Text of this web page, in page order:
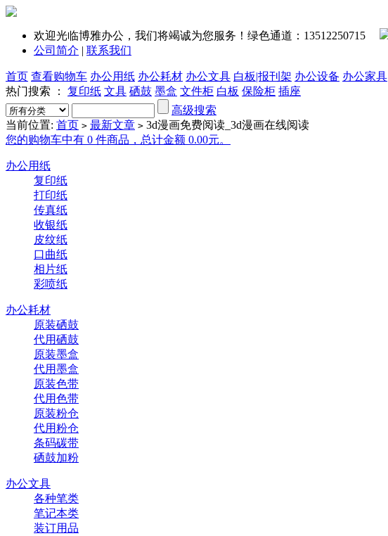
欢迎光临博雅办公，我们将竭诚为您服务！绿色通道：13512250715
公司简介 | 联系我们
首页 查看购物车 办公用纸 办公耗材 办公文具 白板|报刊架 办公设备 办公家具
热门搜索 ： 复印纸 文具 硒鼓 墨盒 文件柜 白板 保险柜 插座
高级搜索
当前位置: 首页 > 最新文章 > 3d漫画免费阅读_3d漫画在线阅读
您的购物车中有 0 件商品，总计金额 0.00元。
办公用纸
复印纸
打印纸
传真纸
收银纸
皮纹纸
口曲纸
相片纸
彩喷纸
办公耗材
原装硒鼓
代用硒鼓
原装墨盒
代用墨盒
原装色带
代用色带
原装粉仓
代用粉仓
条码碳带
硒鼓加粉
办公文具
各种笔类
笔记本类
装订用品